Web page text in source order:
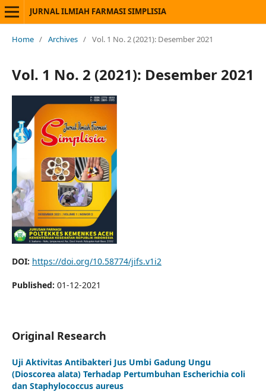
JURNAL ILMIAH FARMASI SIMPLISIA
Home / Archives / Vol. 1 No. 2 (2021): Desember 2021
Vol. 1 No. 2 (2021): Desember 2021
DOI: https://doi.org/10.58774/jifs.v1i2
Published: 01-12-2021
Original Research
Uji Aktivitas Antibakteri Jus Umbi Gadung Ungu
(Dioscorea alata) Terhadap Pertumbuhan Escherichia coli
dan Staphylococcus aureus